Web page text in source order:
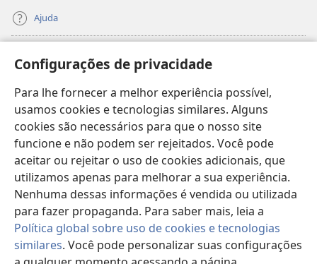
Configurações de privacidade
Para lhe fornecer a melhor experiência possível,
usamos cookies e tecnologias similares. Alguns
cookies são necessários para que o nosso site
funcione e não podem ser rejeitados. Você pode
aceitar ou rejeitar o uso de cookies adicionais, que
utilizamos apenas para melhorar a sua experiência.
Nenhuma dessas informações é vendida ou utilizada
para fazer propaganda. Para saber mais, leia a
Política global sobre uso de cookies e tecnologias
similares. Você pode personalizar suas configurações
Ajuda
(abre
nova
janela)
Biblioteca On-line da Torre de Vigia™
(abre
nova
janela)JW Hub
(abre
nova
janela)JW Library
Watchtower Library
Copyright© 2026 Watch Tower Bible and Tract Society of Pennsylvania.